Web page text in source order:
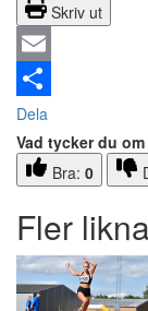
Skriv ut
Email
Dela
Vad tycker du
Bra: 0
Fler